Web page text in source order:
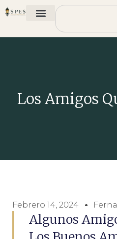
Los Amigos
Febrero 14, 2024
Algunos